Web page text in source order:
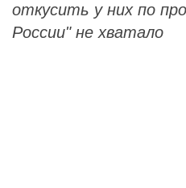
откусить у них по
России" не хватало